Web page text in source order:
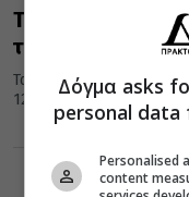
Τα εγκαίνια της
τέλεσε ο
Τα εγκαίνια της 1ης
12 Μαΐου ο
Δόγμα asks
personal
Personalised
content